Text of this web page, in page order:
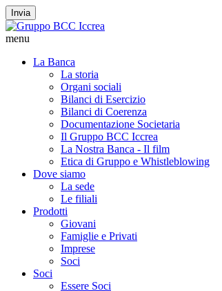
Invia
menu
La Banca
La storia
Organi sociali
Bilanci di Esercizio
Bilanci di Coerenza
Documentazione Societaria
Il Gruppo BCC Iccrea
La Nostra Banca - Il film
Etica di Gruppo e Whistleblowing
Dove siamo
La sede
Le filiali
Prodotti
Giovani
Famiglie e Privati
Imprese
Soci
Soci
Essere Soci